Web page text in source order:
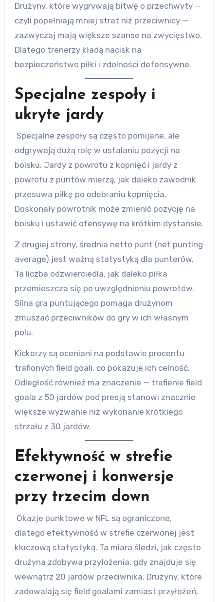
Drużyny, które wygrywają bitwę o przechwyty —
czyli popełniają mniej strat niż przeciwnicy —
zazwyczaj mają większe szanse na zwycięstwo.
Dlatego trenerzy kładą nacisk na
bezpieczeństwo piłki i zdolności defensywne.
Specjalne zespoły i
ukryte jardy
Specjalne zespoły są często pomijane, ale
odgrywają dużą rolę w ustalaniu pozycji na
boisku. Jardy z powrotu z kopnięć i jardy z
powrotu z puntów mierzą, jak daleko zawodnik
przesuwa piłkę po odebraniu kopnięcia.
Doskonały powrotnik może zmienić pozycję na
boisku i ustawić ofensywę na krótkim dystansie.
Z drugiej strony, średnia netto punt (net punting
average) jest ważną statystyką dla punterów.
Ta liczba odzwierciedla, jak daleko piłka
przemieszcza się po uwzględnieniu powrotów.
Silna gra puntującego pomaga drużynom
zmuszać przeciwników do gry w ich własnym
polu.
Kickerzy są oceniani na podstawie procentu
trafionych field goali, co pokazuje ich celność.
Odległość również ma znaczenie — trafienie field
goala z 50 jardów pod presją stanowi znacznie
większe wyzwanie niż wykonanie krótkiego
strzału z 30 jardów.
Efektywność w strefie
czerwonej i konwersje
przy trzecim down
Okazje punktowe w NFL są ograniczone,
dlatego efektywność w strefie czerwonej jest
kluczową statystyką. Ta miara śledzi, jak często
drużyna zdobywa przyłożenia, gdy znajduje się
wewnątrz 20 jardów przeciwnika. Drużyny, które
zadowalają się field goalami zamiast przyłożeń,